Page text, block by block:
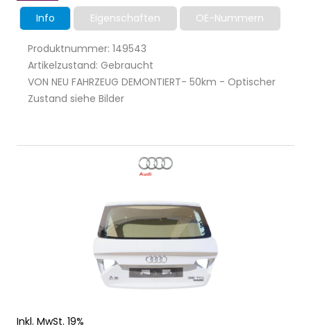
Info Eigenschaften OE-Nummern
Produktnummer: 149543
Artikelzustand: Gebraucht
VON NEU FAHRZEUG DEMONTIERT- 50km - Optischer
Zustand siehe Bilder
Inkl. MwSt. 19%